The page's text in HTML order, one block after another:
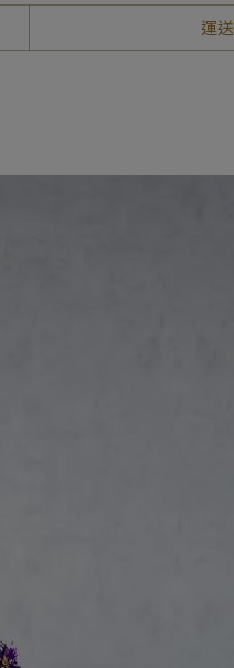
運